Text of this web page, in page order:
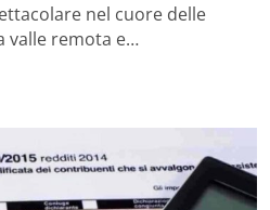
nel cuore delle
valle remota e…